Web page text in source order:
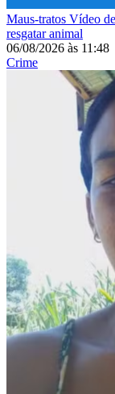
Maus-tratos Vídeo
resgatar animal
06/08/2026 às 11:48
Crime